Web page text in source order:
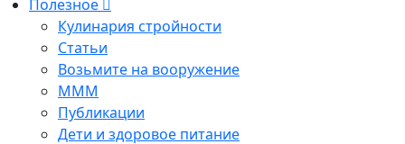
Полезное
Кулинария стройности
Статьи
Возьмите на вооружение
МММ
Публикации
Дети и здоровое питание